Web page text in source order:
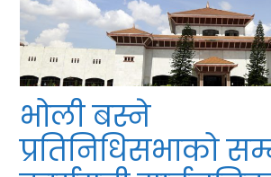
भोली बस्ने
प्रतिनिधिसभाको